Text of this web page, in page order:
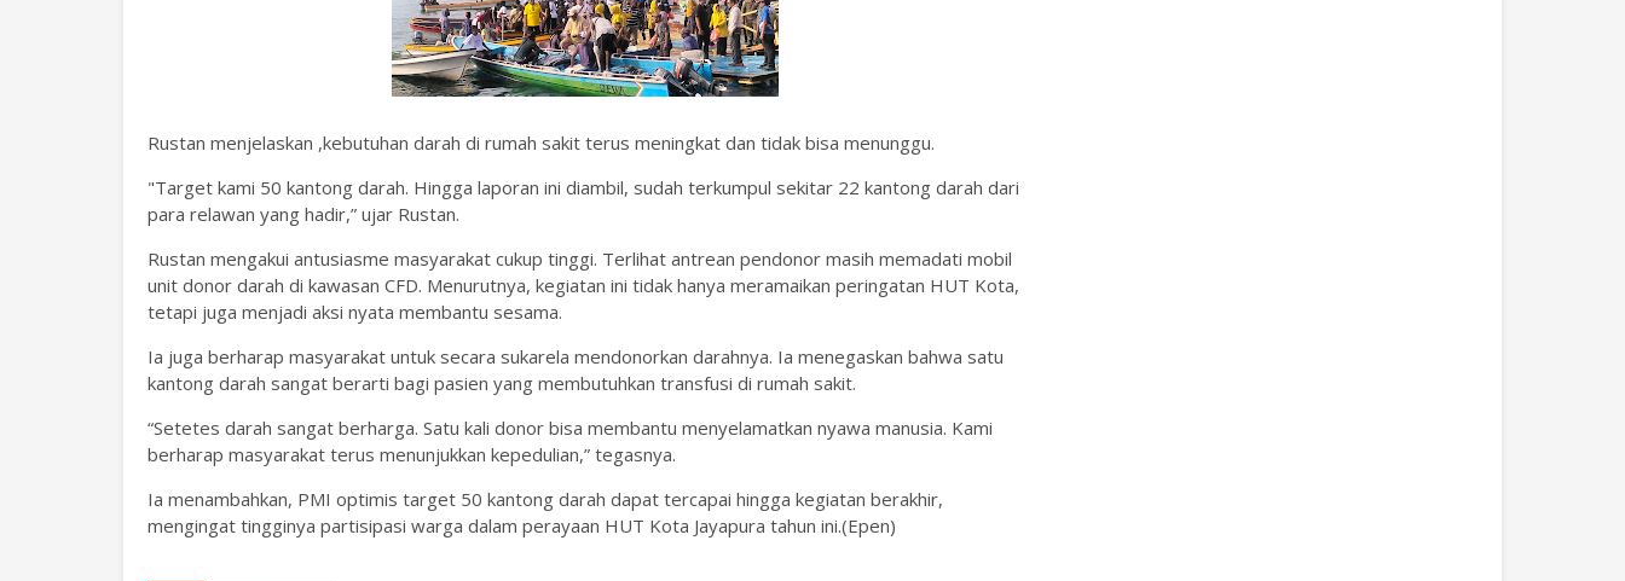
Rustan menjelaskan ,kebutuhan darah di rumah sakit terus meningkat dan tidak bisa menunggu.
"Target kami 50 kantong darah. Hingga laporan ini diambil, sudah terkumpul sekitar 22 kantong darah dari
para relawan yang hadir,” ujar Rustan.
Rustan mengakui antusiasme masyarakat cukup tinggi. Terlihat antrean pendonor masih memadati mobil
unit donor darah di kawasan CFD. Menurutnya, kegiatan ini tidak hanya meramaikan peringatan HUT Kota,
tetapi juga menjadi aksi nyata membantu sesama.
Ia juga berharap masyarakat untuk secara sukarela mendonorkan darahnya. Ia menegaskan bahwa satu
kantong darah sangat berarti bagi pasien yang membutuhkan transfusi di rumah sakit.
“Setetes darah sangat berharga. Satu kali donor bisa membantu menyelamatkan nyawa manusia. Kami
berharap masyarakat terus menunjukkan kepedulian,” tegasnya.
Ia menambahkan, PMI optimis target 50 kantong darah dapat tercapai hingga kegiatan berakhir,
mengingat tingginya partisipasi warga dalam perayaan HUT Kota Jayapura tahun ini.(Epen)